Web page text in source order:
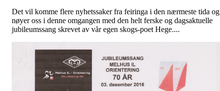
Det vil komme flere nyhetssaker fra feiringa i den nærmeste tida og
nøyer oss i denne omgangen med den helt ferske og dagsaktuelle
jubileumssang skrevet av vår egen skogs-poet Hege....